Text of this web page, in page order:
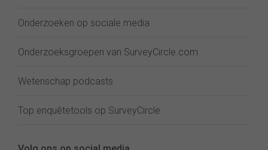
Onderzoeken op sociale media
Onderzoeksgroepen van SurveyCircle.com
Wetenschap podcasts
Top enquêtetools op SurveyCircle